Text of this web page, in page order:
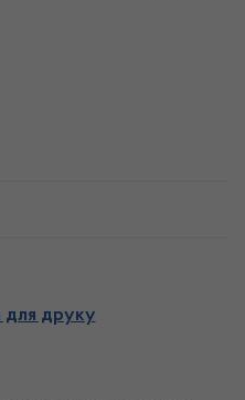
для друку